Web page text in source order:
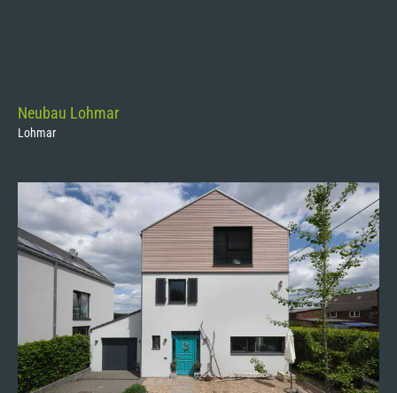
Neubau Lohmar
Lohmar